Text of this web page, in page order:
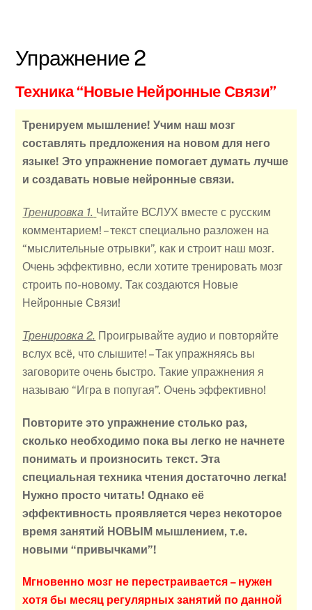
Упражнение 2
Техника “Новые Нейронные Связи”
Тренируем мышление! Учим наш мозг
составлять предложения на новом для него
языке! Это упражнение помогает думать лучше
и создавать новые нейронные связи.
Тренировка 1. Читайте ВСЛУХ вместе с русским
комментарием! – текст специально разложен на
“мыслительные отрывки”, как и строит наш мозг.
Очень эффективно, если хотите тренировать мозг
строить по-новому. Так создаются Новые
Нейронные Связи!
Тренировка 2. Проигрывайте аудио и повторяйте
вслух всё, что слышите! – Так упражняясь вы
заговорите очень быстро. Такие упражнения я
называю “Игра в попугая”. Очень эффективно!
Повторите это упражнение столько раз,
сколько необходимо пока вы легко не начнете
понимать и произносить текст.Эта
специальная техника чтения достаточно легка!
Нужно просто читать! Однако её
эффективность проявляется через некоторое
время занятий НОВЫМ мышлением, т.е.
новыми “привычками”!
Мгновенно мозг не перестраивается – нужен
хотя бы месяц регулярных занятий по данной